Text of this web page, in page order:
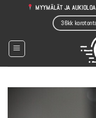
MYYMÄLÄT JA
36kk